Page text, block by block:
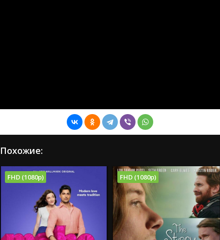
Похожие:
FHD (1080p) FHD (1080p)